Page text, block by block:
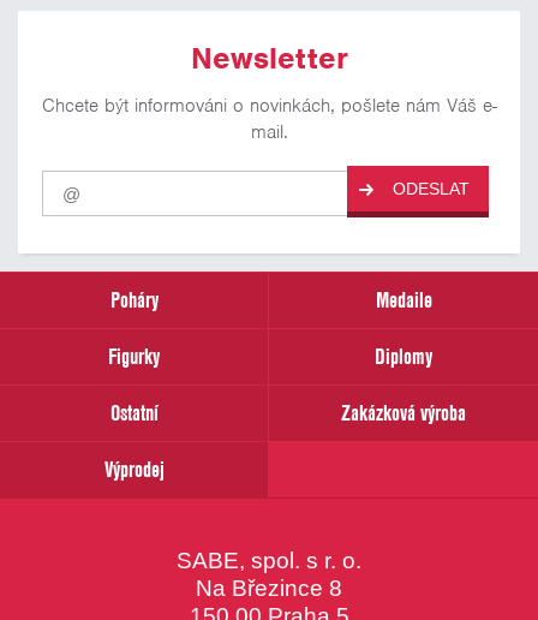
Newsletter
Chcete být informováni o novinkách, pošlete nám Váš e-
mail.
Pro
odběr
našich
email
ODESLAT
Poháry
Medaile
Figurky
Diplomy
Ostatní
Zakázková výroba
Výprodej
SABE, spol. s r. o.
Na Březince 8